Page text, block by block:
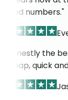
need numbers."
"Honestly the
cheap, quick